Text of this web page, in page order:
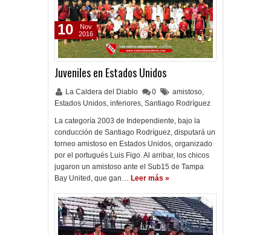
Juveniles en Estados Unidos
La Caldera del Diablo 0 amistoso,
Estados Unidos, inferiores, Santiago Rodríguez
La categoría 2003 de Independiente, bajo la
conducción de Santiago Rodríguez, disputará un
torneo amistoso en Estados Unidos, organizado
por el portugués Luis Figo. Al arribar, los chicos
jugaron un amistoso ante el Sub15 de Tampa
Bay United, que gan… Leer más »
10
Nov
2016